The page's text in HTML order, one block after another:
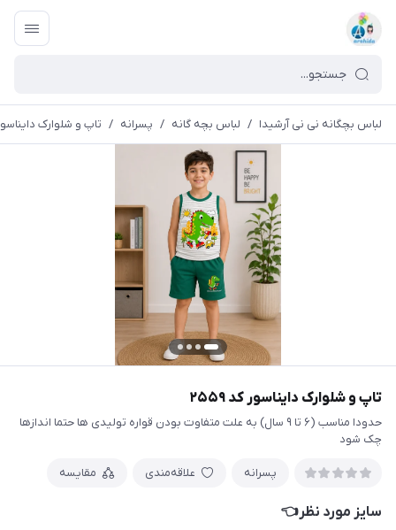
لباس بچگانه نی نی آرشیدا / لباس بچه گانه / پسرانه / تاپ و شلوارک دایناسور
تاپ و شلوارک دایناسور کد ۲۵۵۹
حدودا مناسب (۶ تا ۹ سال) به علت متفاوت بودن قواره تولیدی ها حتما اندازها
چک شود
پسرانه علاقه‌مندی مقایسه
سایز مورد نظر👈